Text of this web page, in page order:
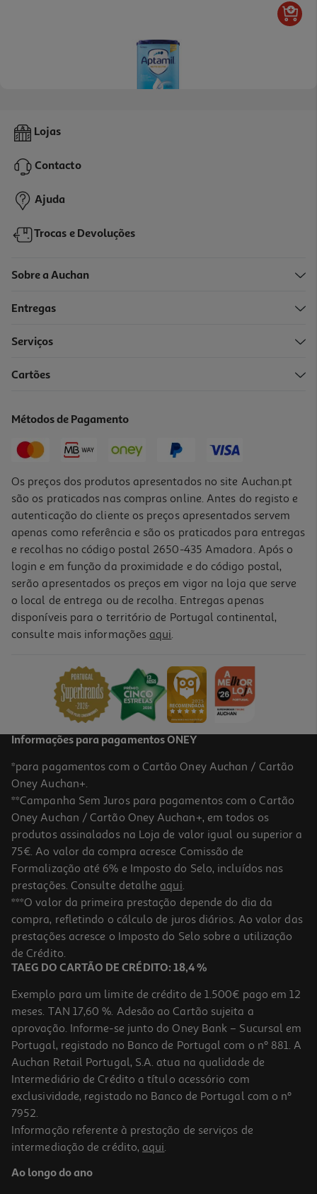
Leite Aptamil 2 800g
14,29 €
Leite Aptamil Aptamil 2 Leve 3 Pague 2 3x800g
35,78 €
Leite Nan 2 Pronto A Beber 500ml
6.1 €/Lt
3,05 €
Leite Nan Optipro 3 Crescimento +12 Meses 800gr
17.49 €/Kg
Lojas
Contacto
Ajuda
Trocas e Devoluções
Sobre a Auchan
Entregas
Serviços
Cartões
Métodos de Pagamento
Os preços dos produtos apresentados no site Auchan.pt
são os praticados nas compras online. Antes do registo e
autenticação do cliente os preços apresentados servem
apenas como referência e são os praticados para entregas
e recolhas no código postal 2650-435 Amadora. Após o
login e em função da proximidade e do código postal,
serão apresentados os preços em vigor na loja que serve
o local de entrega ou de recolha. Entregas apenas
disponíveis para o território de Portugal continental,
consulte mais informações aqui.
Informações para pagamentos ONEY
*para pagamentos com o Cartão Oney Auchan / Cartão
Oney Auchan+.
**Campanha Sem Juros para pagamentos com o Cartão
Oney Auchan / Cartão Oney Auchan+, em todos os
produtos assinalados na Loja de valor igual ou superior a
75€. Ao valor da compra acresce Comissão de
Formalização até 6% e Imposto do Selo, incluídos nas
prestações. Consulte detalhe aqui.
***O valor da primeira prestação depende do dia da
compra, refletindo o cálculo de juros diários. Ao valor das
prestações acresce o Imposto do Selo sobre a utilização
de Crédito.
TAEG DO CARTÃO DE CRÉDITO: 18,4 %
Exemplo para um limite de crédito de 1.500€ pago em 12
meses. TAN 17,60 %. Adesão ao Cartão sujeita a
aprovação. Informe-se junto do Oney Bank – Sucursal em
Portugal, registado no Banco de Portugal com o nº 881. A
Auchan Retail Portugal, S.A. atua na qualidade de
Intermediário de Crédito a título acessório com
exclusividade, registado no Banco de Portugal com o nº
7952.
Informação referente à prestação de serviços de
intermediação de crédito, aqui.
Ao longo do ano